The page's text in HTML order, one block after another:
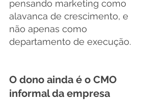
pensando marketing como
alavanca de crescimento, e
não apenas como
departamento de execução.
O dono ainda é o CMO
informal da empresa